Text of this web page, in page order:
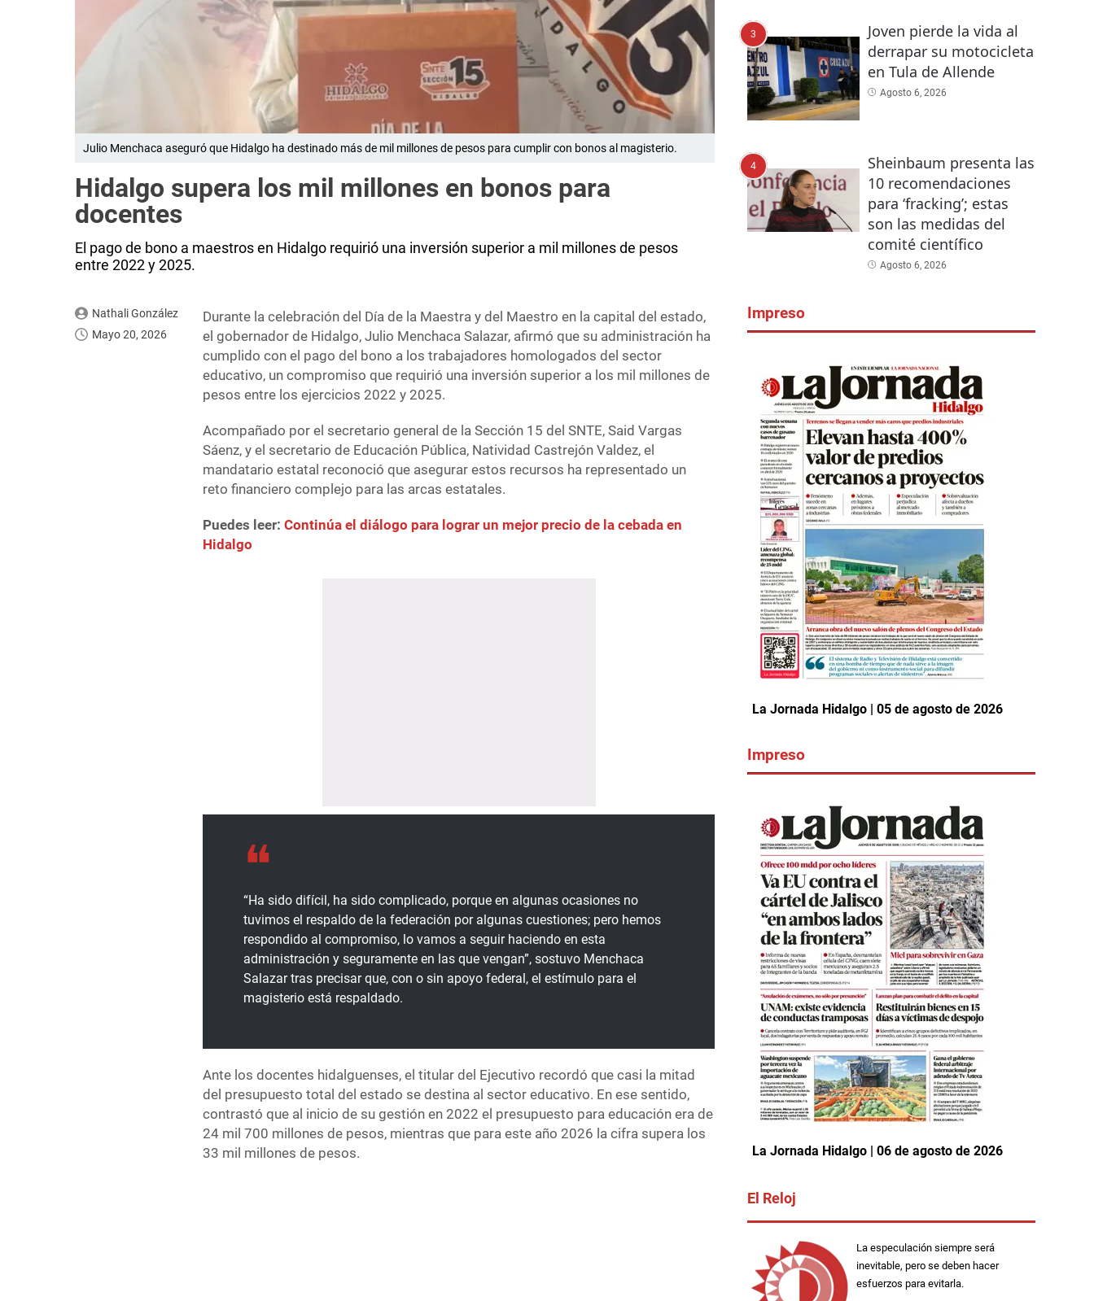
Julio Menchaca aseguró que Hidalgo ha destinado más de mil millones de pesos para cumplir con bonos al magisterio.
Hidalgo supera los mil millones en bonos para
docentes
El pago de bono a maestros en Hidalgo requirió una inversión superior a mil millones de pesos
entre 2022 y 2025.
Nathali González
Mayo 20, 2026
Durante la celebración del Día de la Maestra y del Maestro en la capital del estado,
el gobernador de Hidalgo, Julio Menchaca Salazar, afirmó que su administración ha
cumplido con el pago del bono a los trabajadores homologados del sector
educativo, un compromiso que requirió una inversión superior a los mil millones de
pesos entre los ejercicios 2022 y 2025.
Acompañado por el secretario general de la Sección 15 del SNTE, Said Vargas
Sáenz, y el secretario de Educación Pública, Natividad Castrejón Valdez, el
mandatario estatal reconoció que asegurar estos recursos ha representado un
reto financiero complejo para las arcas estatales.
Puedes leer:Continúa el diálogo para lograr un mejor precio de la cebada en
Hidalgo
“Ha sido difícil, ha sido complicado, porque en algunas ocasiones no
tuvimos el respaldo de la federación por algunas cuestiones; pero hemos
respondido al compromiso, lo vamos a seguir haciendo en esta
administración y seguramente en las que vengan”, sostuvo Menchaca
Salazar tras precisar que, con o sin apoyo federal, el estímulo para el
magisterio está respaldado.
Ante los docentes hidalguenses, el titular del Ejecutivo recordó que casi la mitad
del presupuesto total del estado se destina al sector educativo. En ese sentido,
contrastó que al inicio de su gestión en 2022 el presupuesto para educación era de
24 mil 700 millones de pesos, mientras que para este año 2026 la cifra supera los
33 mil millones de pesos.
3
Joven pierde la vida al
derrapar su motocicleta
en Tula de Allende
Agosto 6, 2026
4
Sheinbaum presenta las
10 recomendaciones
para ‘fracking’; estas
son las medidas del
comité científico
Agosto 6, 2026
Impreso
La Jornada Hidalgo | 05 de agosto de 2026
Impreso
La Jornada Hidalgo | 06 de agosto de 2026
El Reloj
La especulación siempre será
inevitable, pero se deben hacer
esfuerzos para evitarla.